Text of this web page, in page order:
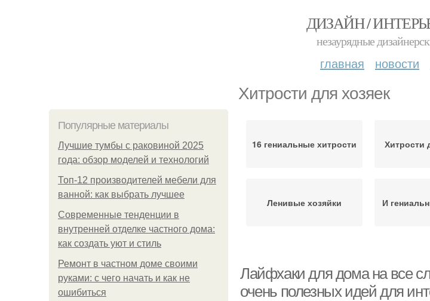
ДИЗАЙН /
незаурядные
главная новости
Хитрости для хозяек
Популярные материалы
Лучшие тумбы с раковиной 2025
года: обзор моделей и технологий
Топ-12 производителей мебели для
ванной: как выбрать лучшее
Современные тенденции в
внутренней отделке частного дома:
как создать уют и стиль
Ремонт в частном доме своими
руками: с чего начать и как не
ошибиться
16 гениальные хитрости Хитрости
Ленивые хозяйки И
Лайфхаки для дома на все
очень полезных идей для